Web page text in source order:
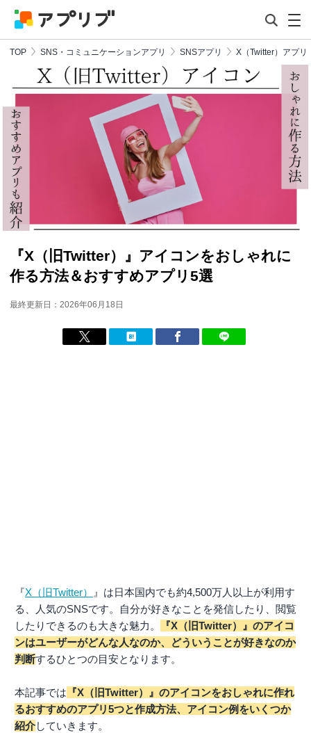
TOP SNS・コミュニケーションアプリ SNSアプリ X（Twitter）アプリ
『X（旧Twitter）』アイコンをおしゃれに
作る方法＆おすすめアプリ5選
最終更新日：2026年06月18日
『X（旧Twitter）
』は日本国内でも約4,500万人以上が利用す
る、人気のSNSです。自分が好きなことを発信したり、閲覧
したりできるのも大きな魅力。
『X（旧Twitter）』のアイコ
ンはユーザーがどんな人なのか、どういうことが好きなのか
判断するひとつの目安となります。
本記事では 『X（旧Twitter）』のアイコンをおしゃれに作れ
るおすすめのアプリ5つと作成方法、アイコン例をいくつか
紹介していきます。